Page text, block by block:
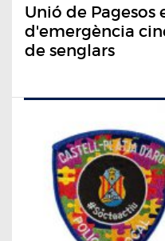
Unió de Pagesos
d'emergència
de senglars